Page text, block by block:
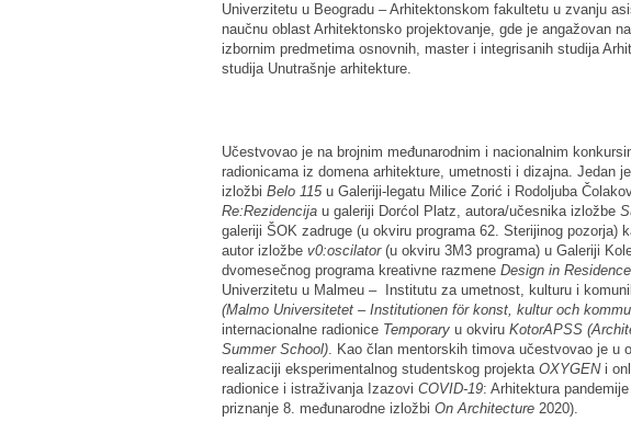
Univerzitetu u Beogradu – Arhitektonskom fakultetu u zvanju
naučnu oblast Arhitektonsko projektovanje, gde je angažovan
izbornim predmetima osnovnih, master i integrisanih studija
studija Unutrašnje arhitekture.
Učestvovao je na brojnim međunarodnim i nacionalnim
radionicama iz domena arhitekture, umetnosti i dizajna. Jedan
izložbi Belo 115u Galeriji-legatu Milice Zorić i Rodoljuba
Re:Rezidencija u galeriji Dorćol Platz, autora/učesnika izložbe
galeriji ŠOK zadruge (u okviru programa 62. Sterijinog pozorja)
autor izložbe v0:oscilator(u okviru 3M3 programa) u Galeriji
dvomesečnog programa kreativne razmene Design in Residence
Univerzitetu u Malmeu – Institutu za umetnost, kulturu i
(Malmo Universitetet – Institutionen för konst, kultur och
internacionalne radionice Temporary u okviru KotorAPSS
Summer School). Kao član mentorskih timova učestvovao je u
realizaciji eksperimentalnog studentskog projekta OXYGENi
radionice i istraživanja Izazovi COVID-19: Arhitektura
priznanje 8. međunarodne izložbi On Architecture 2020).